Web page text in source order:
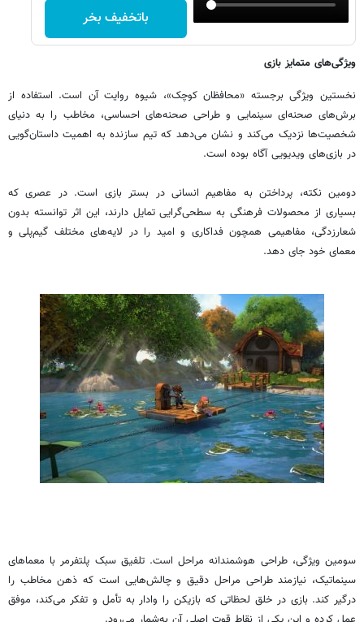
باتخفیف بخر
ویژگی‌های متمایز بازی
نخستین ویژگی برجسته «محافظان کوچک»، شیوه روایت آن است. استفاده از
برش‌های صحنه‌ای سینمایی و طراحی صحنه‌های احساسی، مخاطب را به دنیای
شخصیت‌ها نزدیک می‌کند و نشان می‌دهد که تیم سازنده به اهمیت داستان‌گویی
در بازی‌های ویدیویی آگاه بوده است.
دومین نکته، پرداختن به مفاهیم انسانی در بستر بازی است. در عصری که
بسیاری از محصولات فرهنگی به سطحی‌گرایی تمایل دارند، این اثر توانسته بدون
شعارزدگی، مفاهیمی همچون فداکاری و امید را در لایه‌های مختلف گیم‌پلی و
معمای خود جای دهد.
سومین ویژگی، طراحی هوشمندانه مراحل است. تلفیق سبک پلتفرمر با معماهای
سینماتیک، نیازمند طراحی مراحل دقیق و چالش‌هایی است که ذهن مخاطب را
درگیر کند. بازی در خلق لحظاتی که بازیکن را وادار به تأمل و تفکر می‌کند، موفق